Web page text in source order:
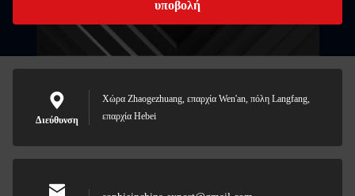
υποβολή
Διεύθυνση
Χώρα Zhaogezhuang, επαρχία Wen'an, πόλη Langfang,
επαρχία Hebei